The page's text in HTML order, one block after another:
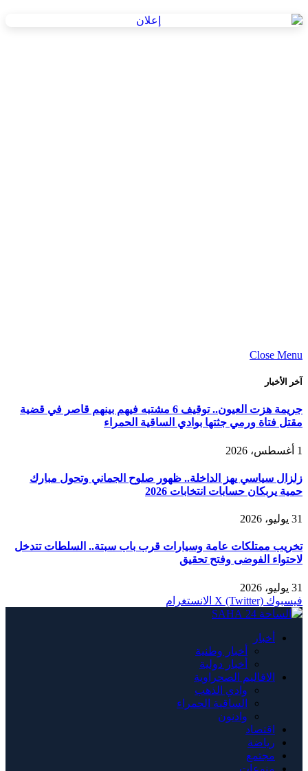
Close Menu
آخر الأخبار
جريمة هزت العيون.. توقيف 6 مشتبه فيهم بينهم قاصر في قضية
مقتل فتاة ورمي جثتها بوادي الساقية الحمراء
1 أغسطس، 2026
زلزال سياسي يهز الداخلة.. ظهور صلوح الجماني وتحول مبارك
حمية يربكان حسابات انتخابات 2026
31 يوليو، 2026
تخريب ممتلكات عامة وسيارات قرب باب سبتة.. السلطات تتدخل
لاحتواء الفوضى وفتح تحقيق
31 يوليو، 2026
فيسبوك X (Twitter) الانستغرام
أخبار
أخبار وطنية
أخبار دولية
الاقاليم الصحراوية
وادي الذهب
الساقية الحمراء
وادنون
اقتصاد
رياضة
مجتمع
منوعات